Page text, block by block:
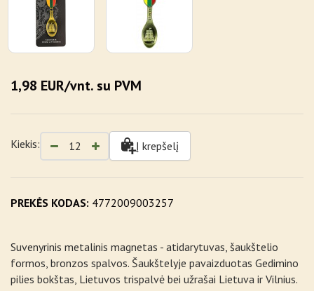
PREKĖS KODAS: 4772009003257
Suvenyrinis metalinis magnetas - atidarytuvas, šaukštelio
formos, bronzos spalvos. Šaukštelyje pavaizduotas Gedimino
pilies bokštas, Lietuvos trispalvė bei užrašai Lietuva ir Vilnius.
1,98 EUR/vnt. su PVM
Kiekis: Į krepšelį